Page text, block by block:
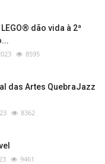
dão vida à 2ª
8595
das Artes QuebraJazz
8362
9461